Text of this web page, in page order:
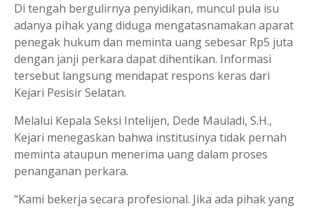
Di tengah bergulirnya penyidikan, muncul pula isu
adanya pihak yang diduga mengatasnamakan aparat
penegak hukum dan meminta uang sebesar Rp5 juta
dengan janji perkara dapat dihentikan. Informasi
tersebut langsung mendapat respons keras dari
Kejari Pesisir Selatan.
Melalui Kepala Seksi Intelijen, Dede Mauladi, S.H.,
Kejari menegaskan bahwa institusinya tidak pernah
meminta ataupun menerima uang dalam proses
penanganan perkara.
“Kami bekerja secara profesional. Jika ada pihak yang